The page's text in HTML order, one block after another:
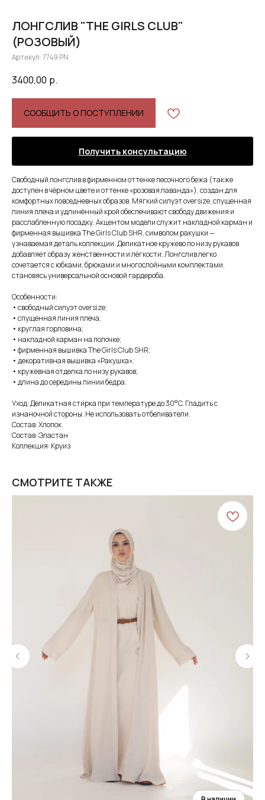
ЛОНГСЛИВ "THE GIRLS CLUB"
(РОЗОВЫЙ)
Артикул:7749 PN
3400,00 р.
СООБЩИТЬ О ПОСТУПЛЕНИИ
Получить консультацию
Свободный лонгслив в фирменном оттенке песочного бежа (также
доступен в чёрном цвете и оттенке «розовая лаванда»), создан для
комфортных повседневных образов. Мягкий силуэт oversize, спущенная
линия плеча и удлинённый крой обеспечивают свободу движения и
расслабленную посадку. Акцентом модели служит накладной карман и
фирменная вышивка The Girls Club SHR, символом ракушки —
узнаваемая деталь коллекции. Деликатное кружево по низу рукавов
добавляет образу женственности и лёгкости. Лонгслив легко
сочетается с юбками, брюками и многослойными комплектами,
становясь универсальной основой гардероба.
Особенности:
• свободный силуэт oversize;
• спущенная линия плеча;
• круглая горловина;
• накладной карман на полочке;
• фирменная вышивка The Girls Club SHR;
• декоративная вышивка «Ракушка»;
• кружевная отделка по низу рукавов;
• длина до середины линии бедра.
Уход: Деликатная стирка при температуре до 30°C. Гладить с
изнаночной стороны. Не использовать отбеливатели.
Состав: Хлопок
Состав: Эластан
Коллекция: Круиз
СМОТРИТЕ ТАКЖЕ